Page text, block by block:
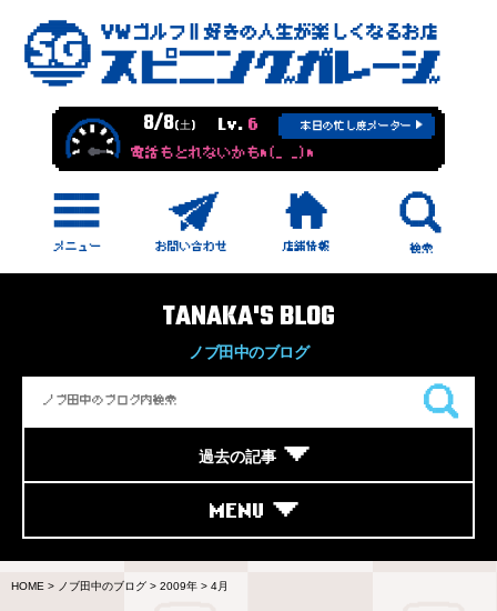
8/8(土) Lv. 6 本日の忙し度メーター
電話もとれないかもm(_ _)m
TANAKA'S BLOG
ノブ田中のブログ
過去の記事
MENU
HOME > ノブ田中のブログ > 2009年 > 4月